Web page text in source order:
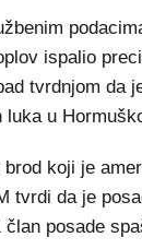
ispalio
tvrdnjom da
u
koji je
tvrdi da je
posade